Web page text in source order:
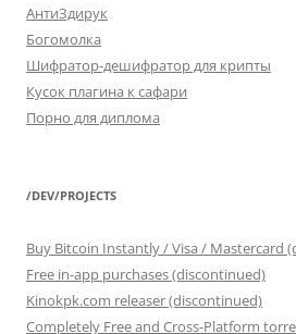
АнтиЗдирук
Богомолка
Шифратор-дешифратор для крипты
Кусок плагина к сафари
Порно для диплома
/DEV/PROJECTS
Buy Bitcoin Instantly / Visa / Mastercard
Free in-app purchases (discontinued)
Kinokpk.com releaser (discontinued)
Completely Free and Cross-Platform